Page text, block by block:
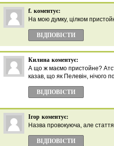
f. коментує:
На мою думку, цілком
ВІДПОВІCТИ
Килина коментує:
А що ж маємо пристойне?
казав, що як Пелевін, нічого
ВІДПОВІCТИ
Ігор коментує:
Назва провокуюча, але
ВІДПОВІCТИ